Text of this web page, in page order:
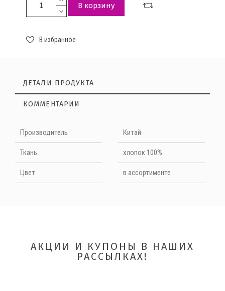
В корзину
В избранное
ДЕТАЛИ ПРОДУКТА
КОММЕНТАРИИ
Производитель Китай
Ткань хлопок 100%
Цвет в ассортименте
Нет отзывов на данный момент
НАПИШИТЕ ОТЗЫВ
АКЦИИ И КУПОНЫ В НАШИХ
РАССЫЛКАХ!